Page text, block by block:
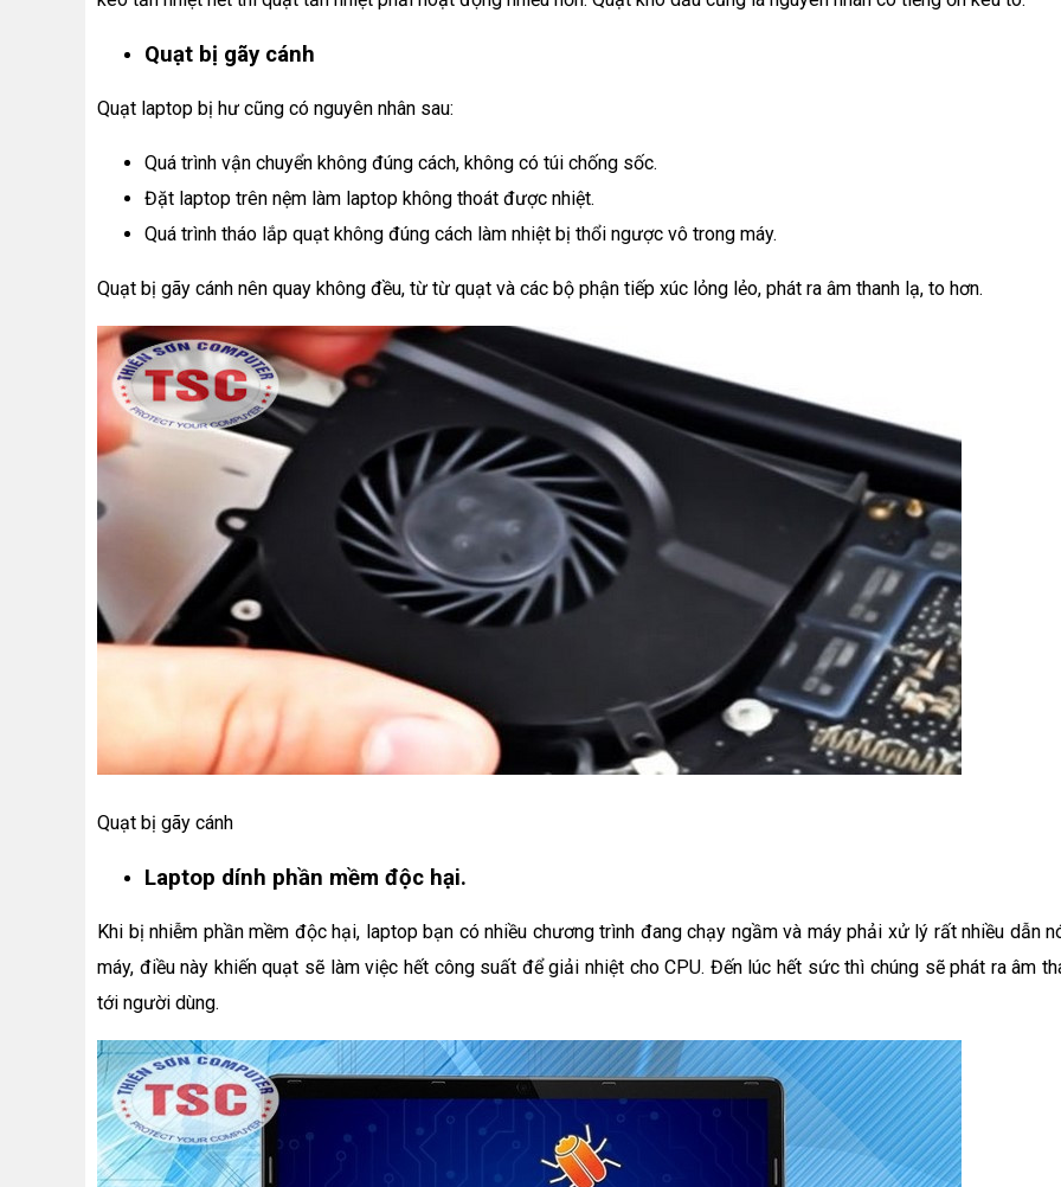
Quạt bị gãy cánh
Quạt laptop bị hư cũng có nguyên nhân sau:
Quá trình vận chuyển không đúng cách, không có túi chống sốc.
Đặt laptop trên nệm làm laptop không thoát được nhiệt.
Quá trình tháo lắp quạt không đúng cách làm nhiệt bị thổi ngược vô trong máy.
Quạt bị gãy cánh nên quay không đều, từ từ quạt và các bộ phận tiếp xúc lỏng lẻo, phát ra âm thanh lạ, to hơn.
Quạt bị gãy cánh
Laptop dính phần mềm độc hại.
Khi bị nhiễm phần mềm độc hại, laptop bạn có nhiều chương trình đang chạy ngầm và máy phải xử lý rất nhiều dẫn
máy, điều này khiến quạt sẽ làm việc hết công suất để giải nhiệt cho CPU. Đến lúc hết sức thì chúng sẽ phát ra âm
tới người dùng.